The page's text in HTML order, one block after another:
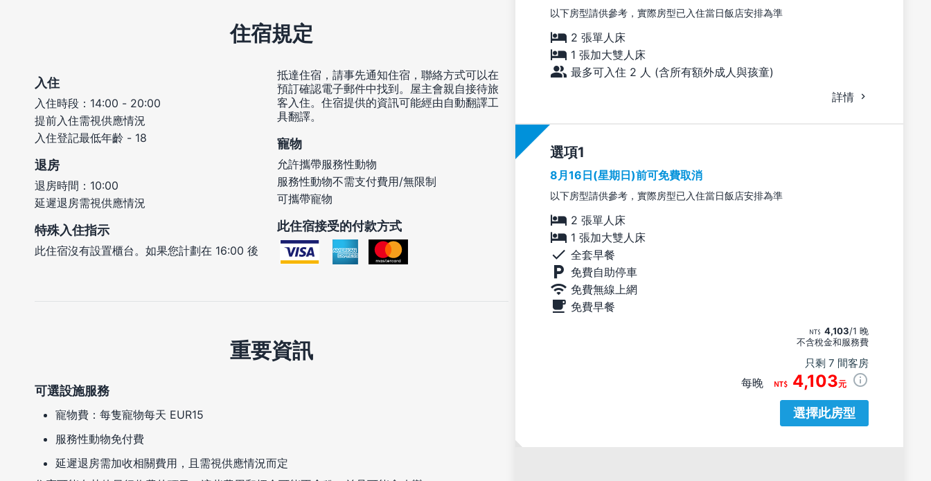
以下房型請供參考，實際房型已入住當日飯店安排為準
2 張單人床
1 張加大雙人床
最多可入住 2 人 (含所有額外成人與孩童)
詳情
選項
8月16日(星期日)前可免費取消
以下房型請供參考，實際房型已入住當日飯店安排為準
2 張單人床
1 張加大雙人床
全套早餐
免費自助停車
免費無線上網
免費早餐
4,103/1 晚
不含稅金和服務費
只剩 7 間客房
每晚 4,103元
選擇此房型
住宿規定
入住
入住時段：14:00 - 20:00
提前入住需視供應情況
入住登記最低年齡 - 18
退房
退房時間：10:00
延遲退房需視供應情況
特殊入住指示
此住宿沒有設置櫃台。如果您計劃在 16:00 後
抵達住宿，請事先通知住宿，聯絡方式可以在
預訂確認電子郵件中找到。屋主會親自接待旅
客入住。住宿提供的資訊可能經由自動翻譯工
具翻譯。
寵物
允許攜帶服務性動物
服務性動物不需支付費用/無限制
可攜帶寵物
此住宿接受的付款方式
重要資訊
可選設施服務
寵物費：每隻寵物每天 EUR15
服務性動物免付費
延遲退房需加收相關費用，且需視供應情況而定